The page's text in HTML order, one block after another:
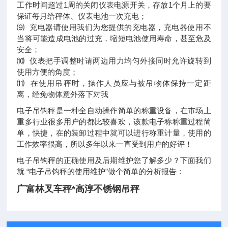
工作时间超过1周的关闭仪表电源开关，存放1个月上的要
保证每月给秤体、仪表电池一次充电；
⑼ 充电器请使用我们为您提供的充电器，充电器使用不
当将可能造成电池的过充，缩短电池使用寿命，甚至危及
安全；
⑽ 仪表把手调整时请两边用力均匀外接同时允许旋转到
使用方便的角度；
⑾ 在使用吊秤时，操作人员应与被吊物体保持一定距
离，经免物体意外落下对我
电子吊钩秤是一种全自动操作简单的称重设备，在市场上
重多行业很多用户的都比较喜欢，该款电子称称重过程简
单，快捷，在的装卸过程中就可以进行称重计量，使用的
工作效率很高，所以多年以来一直受到用户的好评！
电子吊钩秤的正确使用及后期维护您了解多少？下面我们
就 “电子吊钩秤的使用维护”做个简单的分析报告：
广富林叉车秤*高淳不锈钢吊秤